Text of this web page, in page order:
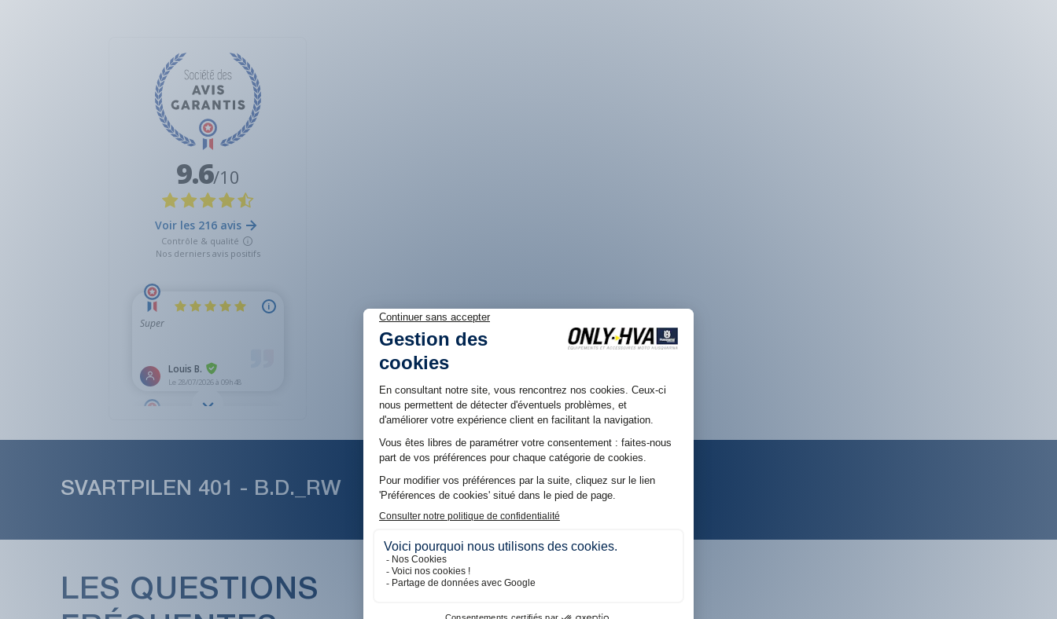
SVARTPILEN 401 - B.D._RW
LES QUESTIONS